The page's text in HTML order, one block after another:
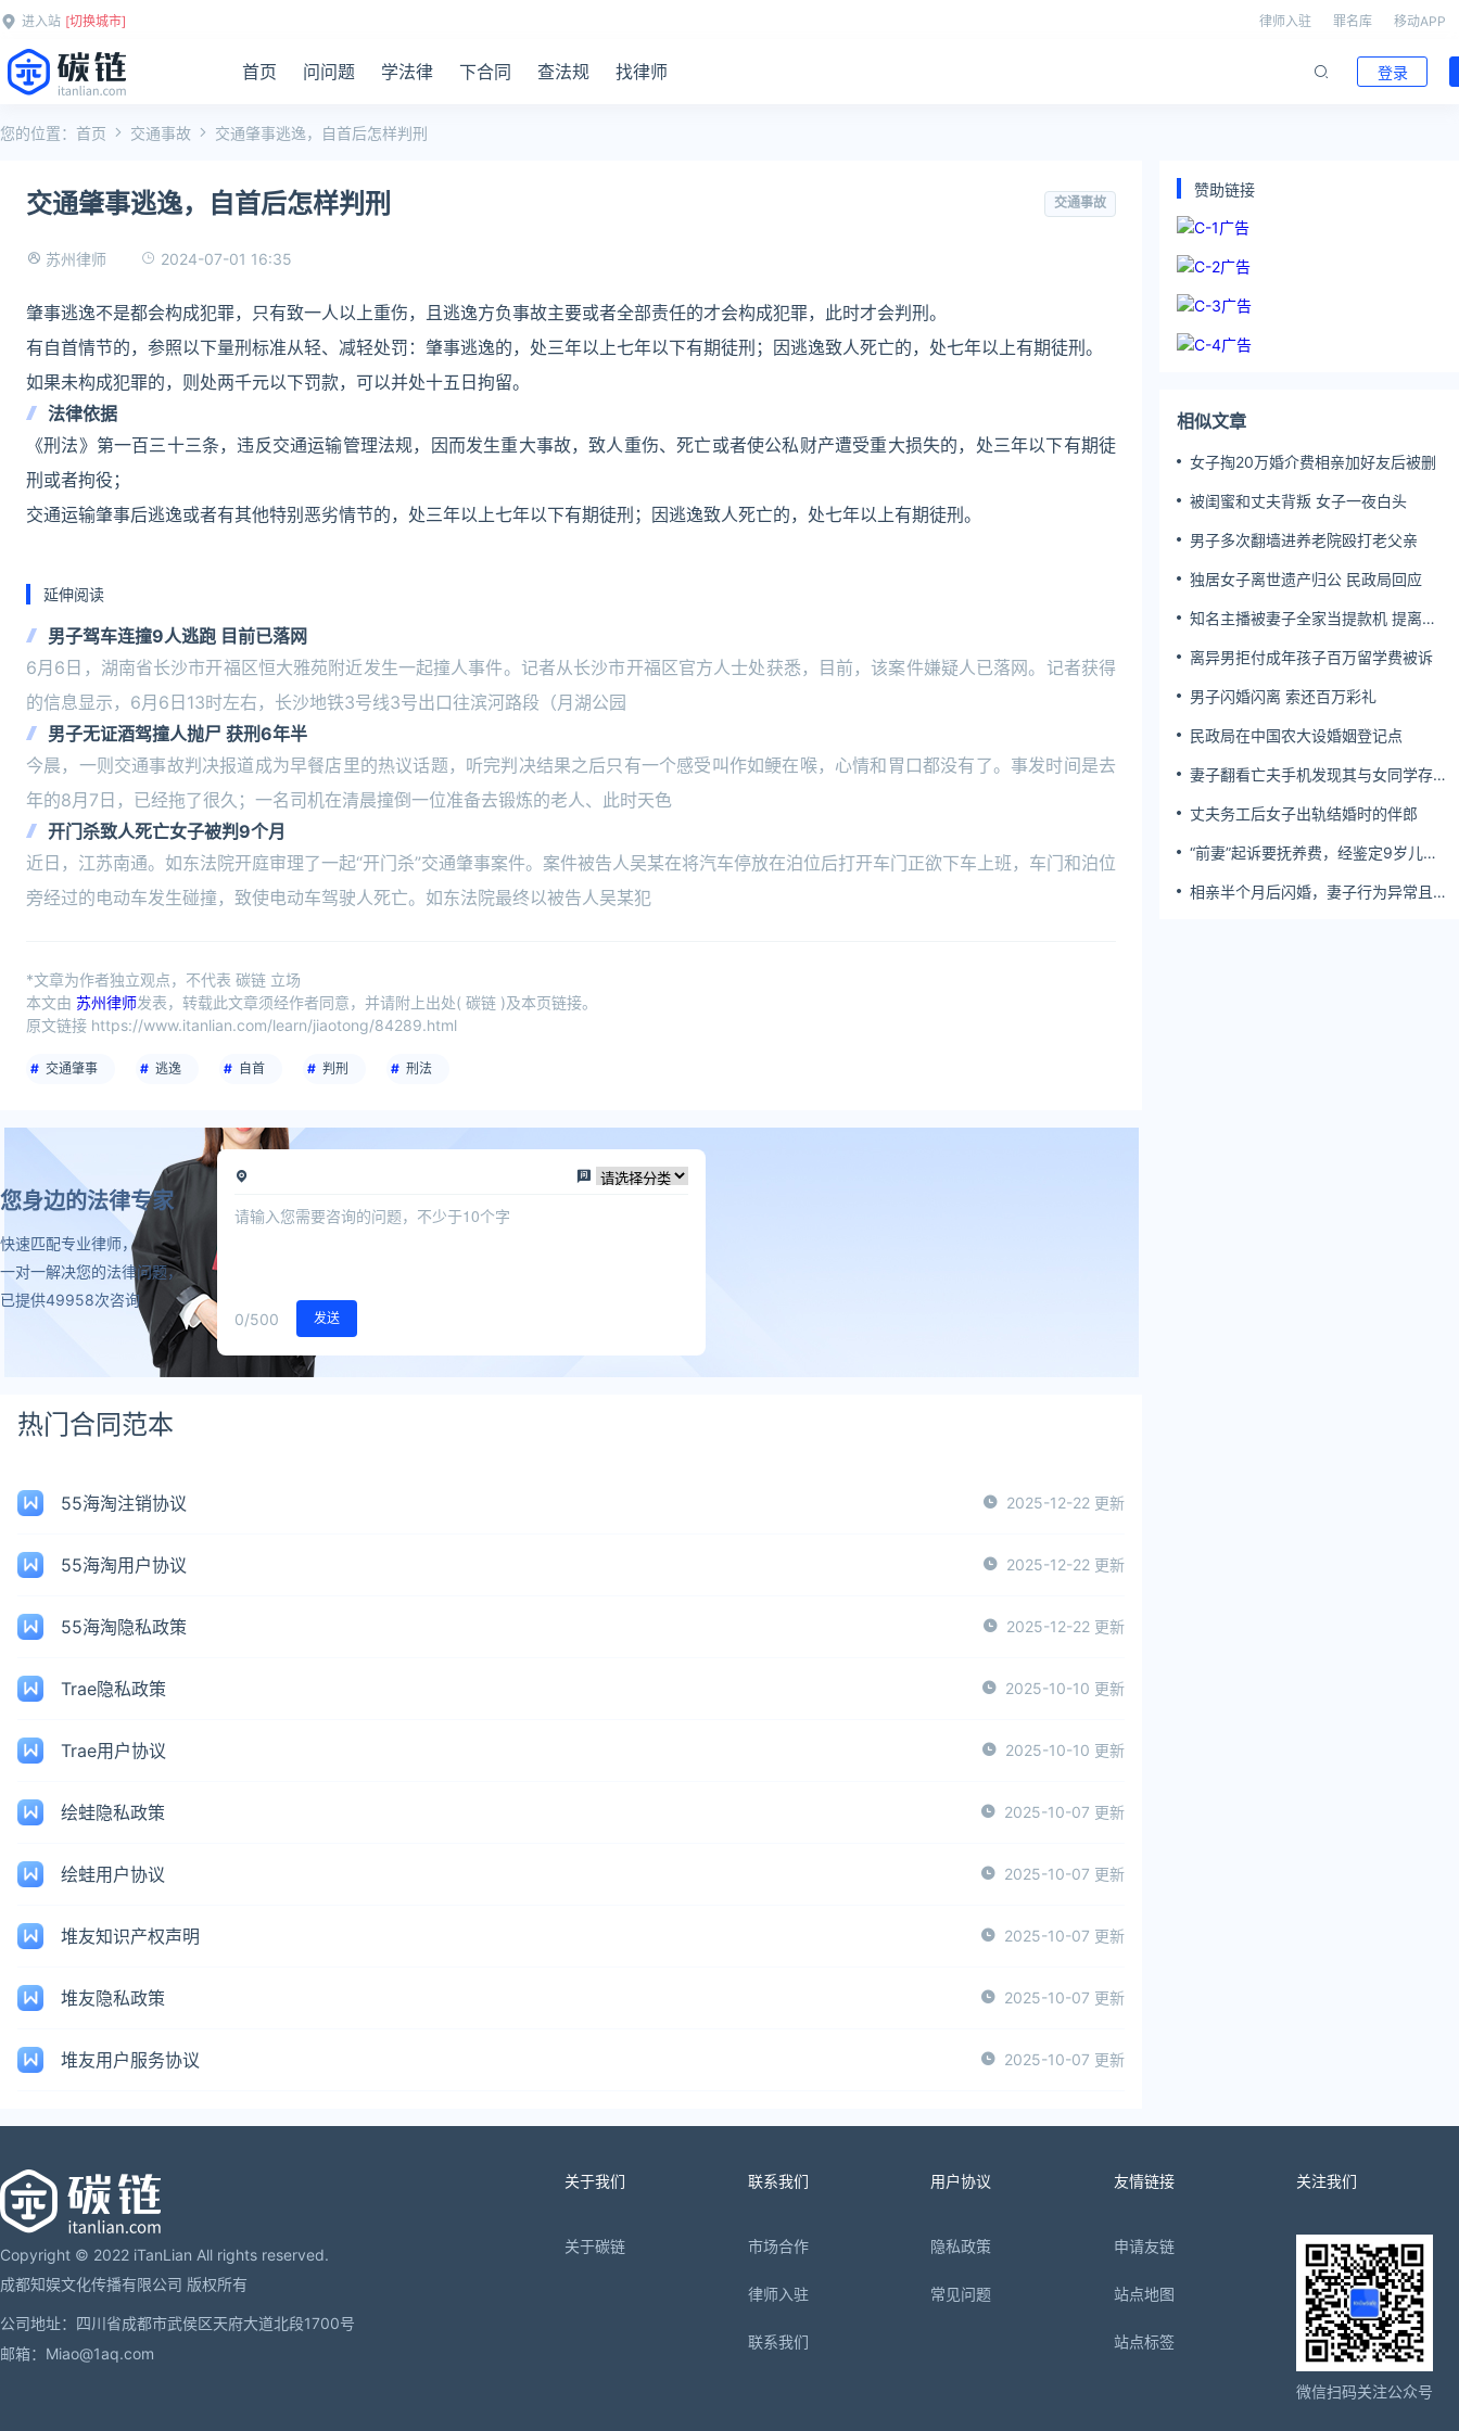
进入站 [切换城市] 律师入驻 罪名库 移动APP
首页 问问题 学法律 下合同 查法规 找律师 登录
您的位置： 首页 交通事故 交通肇事逃逸，自首后怎样判刑
交通肇事逃逸，自首后怎样判刑 交通事故
苏州律师 2024-07-01 16:35
肇事逃逸不是都会构成犯罪，只有致一人以上重伤，且逃逸方负事故主要或者全部责任的才会构成犯罪，此时才会判刑。
有自首情节的，参照以下量刑标准从轻、减轻处罚：肇事逃逸的，处三年以上七年以下有期徒刑；因逃逸致人死亡的，处七年以上有期徒刑。
如果未构成犯罪的，则处两千元以下罚款，可以并处十五日拘留。
法律依据
《刑法》第一百三十三条，违反交通运输管理法规，因而发生重大事故，致人重伤、死亡或者使公私财产遭受重大损失的，处三年以下有期徒
刑或者拘役；
交通运输肇事后逃逸或者有其他特别恶劣情节的，处三年以上七年以下有期徒刑；因逃逸致人死亡的，处七年以上有期徒刑。
延伸阅读
男子驾车连撞9人逃跑 目前已落网
6月6日，湖南省长沙市开福区恒大雅苑附近发生一起撞人事件。记者从长沙市开福区官方人士处获悉，目前，该案件嫌疑人已落网。记者获得
的信息显示，6月6日13时左右，长沙地铁3号线3号出口往滨河路段（月湖公园
男子无证酒驾撞人抛尸 获刑6年半
今晨，一则交通事故判决报道成为早餐店里的热议话题，听完判决结果之后只有一个感受叫作如鲠在喉，心情和胃口都没有了。事发时间是去
年的8月7日，已经拖了很久；一名司机在清晨撞倒一位准备去锻炼的老人、此时天色
开门杀致人死亡女子被判9个月
近日，江苏南通。如东法院开庭审理了一起“开门杀”交通肇事案件。案件被告人吴某在将汽车停放在泊位后打开车门正欲下车上班，车门和泊位
旁经过的电动车发生碰撞，致使电动车驾驶人死亡。如东法院最终以被告人吴某犯
*文章为作者独立观点，不代表 碳链 立场
本文由 苏州律师发表，转载此文章须经作者同意，并请附上出处( 碳链 )及本页链接。
原文链接 https://www.itanlian.com/learn/jiaotong/84289.html
交通肇事 逃逸 自首 判刑 刑法
您身边的法律专家
快速匹配专业律师，
一对一解决您的法律问题，
已提供49958次咨询
0/500 发送
热门合同范本
55海淘注销协议 2025-12-22 更新
55海淘用户协议 2025-12-22 更新
55海淘隐私政策 2025-12-22 更新
Trae隐私政策 2025-10-10 更新
Trae用户协议 2025-10-10 更新
绘蛙隐私政策 2025-10-07 更新
绘蛙用户协议 2025-10-07 更新
堆友知识产权声明 2025-10-07 更新
堆友隐私政策 2025-10-07 更新
堆友用户服务协议 2025-10-07 更新
赞助链接
相似文章
女子掏20万婚介费相亲加好友后被删
被闺蜜和丈夫背叛 女子一夜白头
男子多次翻墙进养老院殴打老父亲
独居女子离世遗产归公 民政局回应
知名主播被妻子全家当提款机 提离婚
离异男拒付成年孩子百万留学费被诉
男子闪婚闪离 索还百万彩礼
民政局在中国农大设婚姻登记点
妻子翻看亡夫手机发现其与女同学存婚
丈夫务工后女子出轨结婚时的伴郎
“前妻”起诉要抚养费，经鉴定9岁儿子
相亲半个月后闪婚，妻子行为异常且持
Copyright © 2022 iTanLian All rights reserved.
成都知娱文化传播有限公司 版权所有
公司地址：四川省成都市武侯区天府大道北段1700号
邮箱：Miao@1aq.com
关于我们
关于碳链
联系我们
市场合作
律师入驻
联系我们
用户协议
隐私政策
常见问题
友情链接
申请友链
站点地图
站点标签
关注我们
微信扫码关注公众号